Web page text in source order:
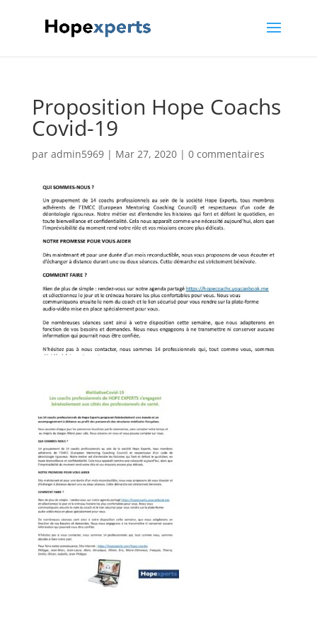
Proposition Hope Coachs
Covid-19
par admin5969| Mar 27, 2020| 0 commentaires